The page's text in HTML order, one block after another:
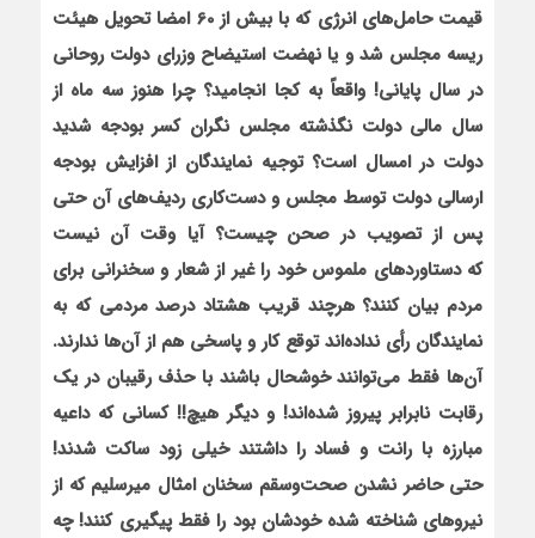
قیمت حامل‌های انرژی که با بیش از 60 امضا تحویل هیئت
ریسه مجلس شد و یا نهضت استیضاح وزرای دولت روحانی
در سال پایانی! واقعاً به کجا انجامید؟ چرا هنوز سه ماه از
سال مالی دولت نگذشته مجلس نگران کسر بودجه شدید
دولت در امسال است؟ توجیه نمایندگان از افزایش بودجه
ارسالی دولت توسط مجلس و دست‌کاری ردیف‌های آن حتی
پس از تصویب در صحن چیست؟ آیا وقت آن نیست
که دستاوردهای ملموس خود را غیر از شعار و سخنرانی برای
مردم بیان کنند؟ هرچند قریب هشتاد درصد مردمی که به
نمایندگان رأی نداده‌اند توقع کار و پاسخی هم از آن‌ها ندارند.
آن‌ها فقط می‌توانند خوشحال باشند با حذف رقیبان در یک
رقابت نابرابر پیروز شده‌اند! و دیگر هیچ!! کسانی که داعیه
مبارزه با رانت و فساد را داشتند خیلی زود ساکت شدند!
حتی حاضر نشدن صحت‌وسقم سخنان امثال میرسلیم که از
نیروهای شناخته شده خودشان بود را فقط پیگیری کنند! چه